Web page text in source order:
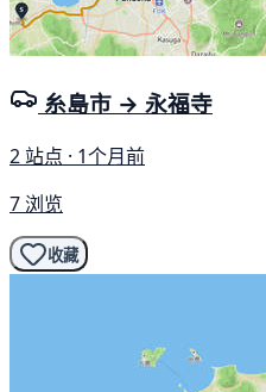
糸島市 → 永福寺
2 站点 · 1个月前
7 浏览
收藏